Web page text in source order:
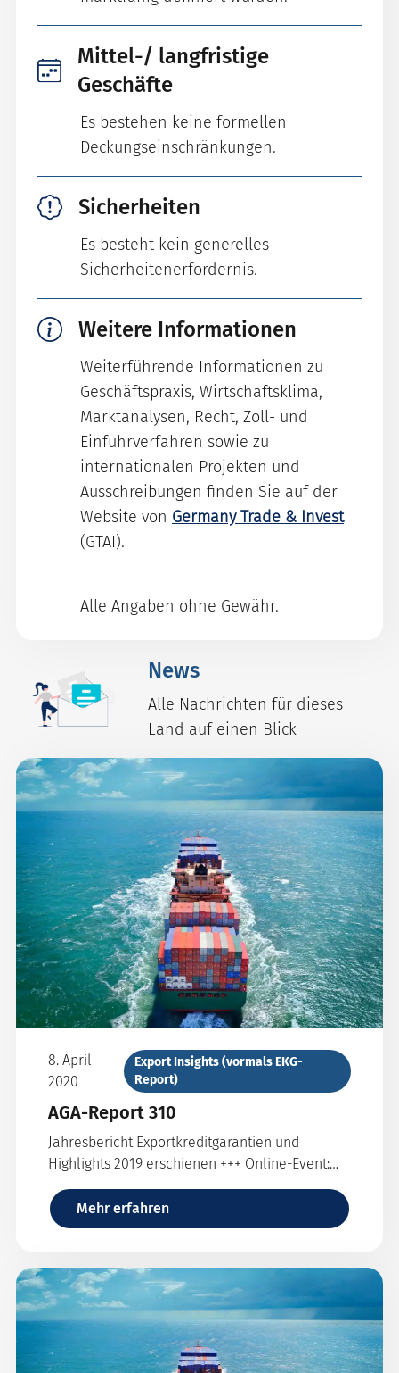
Mittel-/ langfristige
Geschäfte
Es bestehen keine formellen
Deckungseinschränkungen.
Sicherheiten
Es besteht kein generelles
Sicherheitenerfordernis.
Weitere Informationen
Weiterführende Informationen zu
Geschäftspraxis, Wirtschaftsklima,
Marktanalysen, Recht, Zoll- und
Einfuhrverfahren sowie zu
internationalen Projekten und
Ausschreibungen finden Sie auf der
Website von Germany Trade & Invest
(GTAI).
Alle Angaben ohne Gewähr.
News
Alle Nachrichten für dieses
Land auf einen Blick
8. April
2020
Export Insights (vormals EKG-
Report)
AGA-Report 310
Jahresbericht Exportkreditgarantien und
Highlights 2019 erschienen +++ Online-Event:
Erweiterte Absicherungsmöglichkeiten im
Kurzfristgeschäft
Mehr erfahren